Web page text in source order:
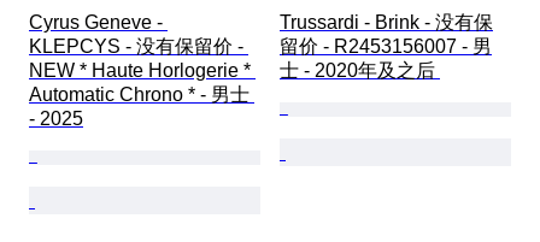
Cyrus Geneve -
KLEPCYS - 没有保留价 -
NEW * Haute Horlogerie *
Automatic Chrono * - 男士
- 2025
Trussardi - Brink - 没有保
留价 - R2453156007 - 男
士 - 2020年及之后